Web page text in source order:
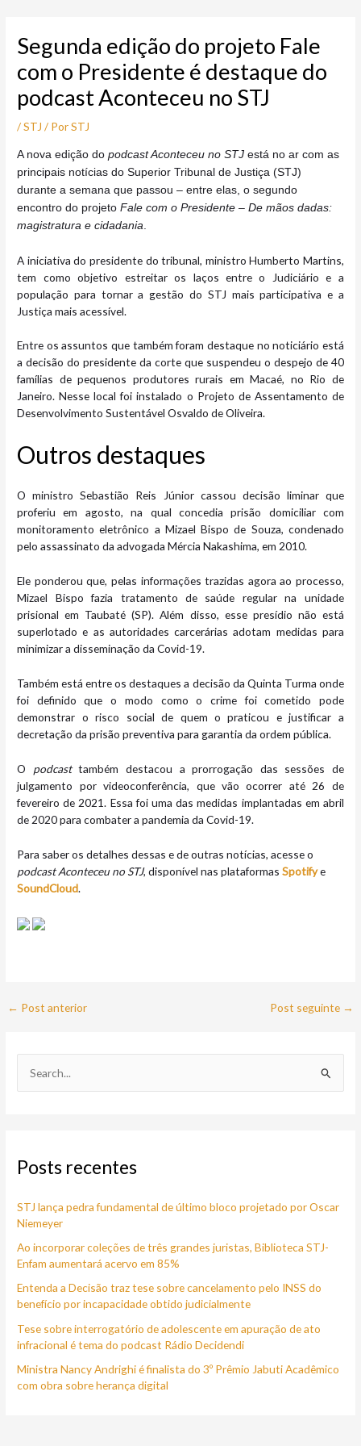
conteúdo
Segunda edição do projeto Fale
com o Presidente é destaque do
podcast Aconteceu no STJ
/STJ / PorSTJ
Anova edição dopodcast Aconteceu no STJ está no ar com as
principais notícias do Superior Tribunal de Justiça (STJ)
durante a semana que passou – entre elas, o segundo
encontro do projeto Fale com o Presidente – De mãos dadas:
magistratura e cidadania
A iniciativa do presidente do tribunal, ministro Humberto Martins,
tem como objetivo estreitar os laços entre o Judiciário e a
população para tornar a gestão do STJ mais participativa e a
Justiça mais acessível.
Entre os assuntos que também foram destaque no noticiário está
a decisão do presidente da corte que suspendeu o despejo de 40
famílias de pequenos produtores rurais em Macaé, no Rio de
Janeiro. Nesse local foi instalado o Projeto de Assentamento de
Desenvolvimento Sustentável Osvaldo de Oliveira.
Outros destaq​​ues
O ministro Sebastião Reis Júnior cassou decisão liminar que
proferiu em agosto, na qual concedia prisão domiciliar com
monitoramento eletrônico a Mizael Bispo de Souza, condenado
pelo assassinato da advogada Mércia Nakashima, em 2010.
Ele ponderou que, pelas informações trazidas agora ao processo,
Mizael Bispo fazia tratamento de saúde regular na unidade
prisional em Taubaté (SP). Além disso, esse presídio não está
superlotado e as autoridades carcerárias adotam medidas para
minimizar a disseminação da Covid-19.
Também está entre os destaques a decisão da Quinta Turma onde
foi definido que o modo como o crime foi cometido pode
demonstrar o risco social de quem o praticou e justificar a
decretação da prisão preventiva para garantia da ordem pública.
O podcasttambém destacou a prorrogação das sessões de
julgamento por videoconferência, que vão ocorrer até 26 de
fevereiro de 2021. Essa foi uma das medidas implantadas em abril
de 2020 para combater a pandemia da Covid-19.
Para saber os detalhes dessas e de outras notícias, acesse o
podcast Aconteceu no STJ, disponível nas plataformasSpotifye
SoundCloud.
← Post anterior Post seguinte →
u
s
a
r
o
:
Posts recentes
STJ lança pedra fundamental de último bloco projetado por Oscar
Niemeyer
Ao incorporar coleções de três grandes juristas, Biblioteca STJ-
Enfam aumentará acervo em 85%
Entenda a Decisão traz tese sobre cancelamento pelo INSS do
benefício por incapacidade obtido judicialmente
Tese sobre interrogatório de adolescente em apuração de ato
infracional é tema do podcast Rádio Decidendi
Ministra Nancy Andrighi é finalista do 3º Prêmio Jabuti Acadêmico
com obra sobre herança digital